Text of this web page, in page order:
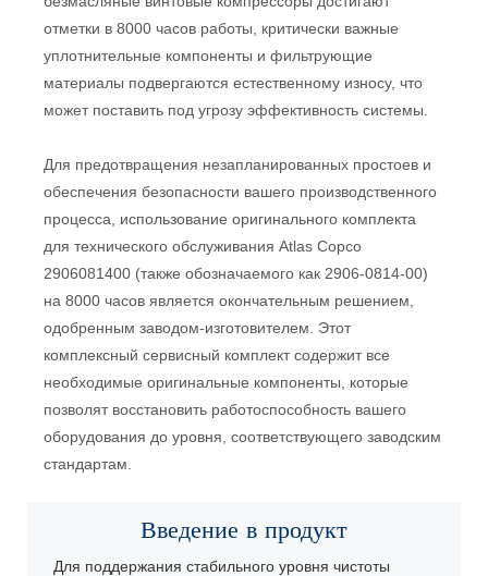
отметки в 8000 часов работы, критически важные
уплотнительные компоненты и фильтрующие
материалы подвергаются естественному износу, что
может поставить под угрозу эффективность системы.
Для предотвращения незапланированных простоев и
обеспечения безопасности вашего производственного
процесса, использование оригинального комплекта
для технического обслуживания Atlas Copco
2906081400 (также обозначаемого как 2906-0814-00)
на 8000 часов является окончательным решением,
одобренным заводом-изготовителем. Этот
комплексный сервисный комплект содержит все
необходимые оригинальные компоненты, которые
позволят восстановить работоспособность вашего
оборудования до уровня, соответствующего заводским
стандартам.
Введение в продукт
Для поддержания стабильного уровня чистоты